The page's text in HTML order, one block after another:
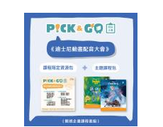
資源，售出恕不退換)